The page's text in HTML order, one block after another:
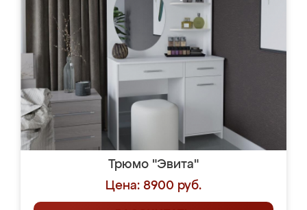
Трюмо "Эвита"
Цена: 8900 руб.